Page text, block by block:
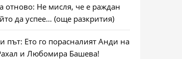
отново: Не мисля, че е раждан
да успее… (още разкрития)
път: Ето го порасналият Анди на
и Любомира Башева!